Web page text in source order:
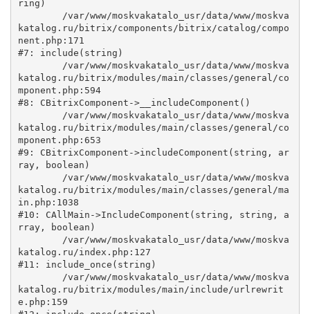
ring)
katalog.ru/bitrix/components/bitrix/catalog/compo
nent.php:171
#7: include(string)
katalog.ru/bitrix/modules/main/classes/general/co
mponent.php:594
#8: CBitrixComponent->__includeComponent()
katalog.ru/bitrix/modules/main/classes/general/co
mponent.php:653
#9: CBitrixComponent->includeComponent(string, ar
ray, boolean)
katalog.ru/bitrix/modules/main/classes/general/ma
in.php:1038
#10: CAllMain->IncludeComponent(string, string, a
rray, boolean)
katalog.ru/index.php:127
#11: include_once(string)
katalog.ru/bitrix/modules/main/include/urlrewrit
e.php:159